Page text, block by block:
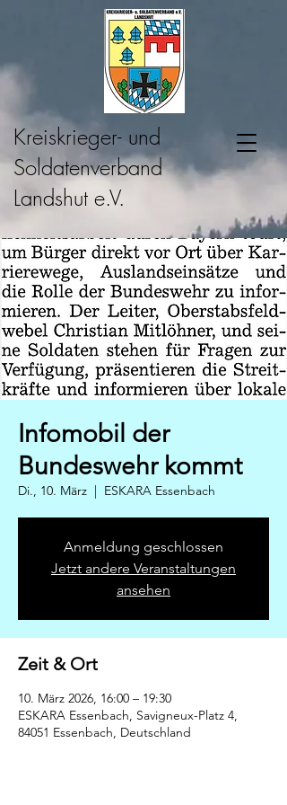
Kreiskrieger- und
Soldatenverband
Landshut e.V.
Infomobil der
Bundeswehr kommt
Di., 10. März
  |
ESKARA Essenbach
Anmeldung geschlossen
Jetzt andere Veranstaltungen
ansehen
Zeit & Ort
10. März 2026, 16:00 – 19:30
ESKARA Essenbach, Savigneux-Platz 4,
84051 Essenbach, Deutschland